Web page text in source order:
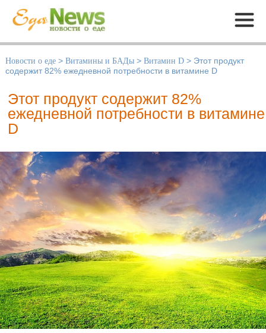
Меню
Новости о еде > Витамины и БАДы > Витамин D > Этот продукт
содержит 82% ежедневной потребности в витамине D
Этот продукт содержит 82%
ежедневной потребности в витамине
D